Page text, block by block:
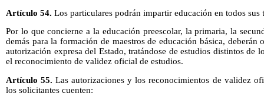
Artículo 54. Los particulares podrán impartir educación en todos sus
Por lo que concierne a la educación preescolar, la primaria, la
demás para la formación de maestros de educación básica, deberán
autorización expresa del Estado, tratándose de estudios distintos de
el reconocimiento de validez oficial de estudios.
Artículo 55.Las autorizaciones y los reconocimientos de validez
los solicitantes cuenten: